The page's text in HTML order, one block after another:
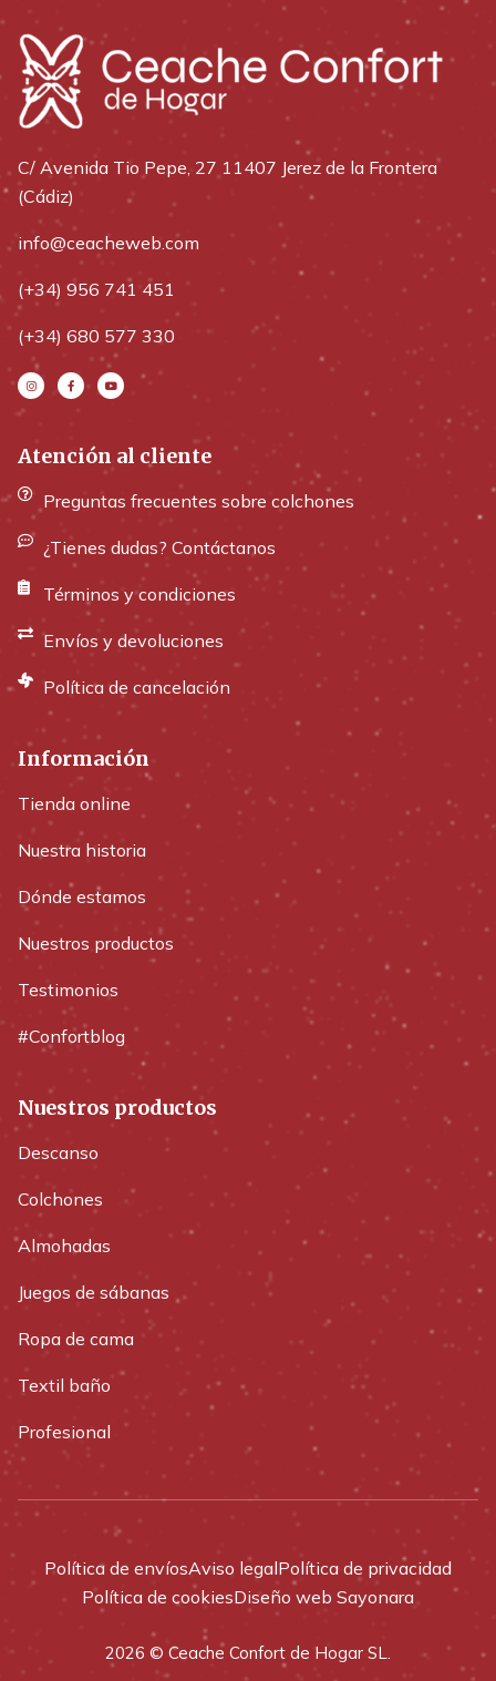
C/ Avenida Tio Pepe, 27 11407 Jerez de la Frontera
(Cádiz)
info@ceacheweb.com
(+34) 956 741 451
(+34) 680 577 330
Atención al cliente
Preguntas frecuentes sobre colchones
¿Tienes dudas? Contáctanos
Términos y condiciones
Envíos y devoluciones
Política de cancelación
Información
Tienda online
Nuestra historia
Dónde estamos
Nuestros productos
Testimonios
#Confortblog
Nuestros productos
Descanso
Colchones
Almohadas
Juegos de sábanas
Ropa de cama
Textil baño
Profesional
2026 © Ceache Confort de Hogar SL.
Política de envíosAviso legalPolítica de privacidad
Política de cookiesDiseño web Sayonara